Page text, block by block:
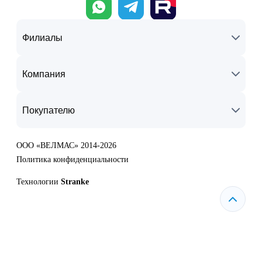
Филиалы
Компания
Покупателю
ООО «ВЕЛМАС» 2014-2026
Политика конфиденциальности
Технологии Stranke